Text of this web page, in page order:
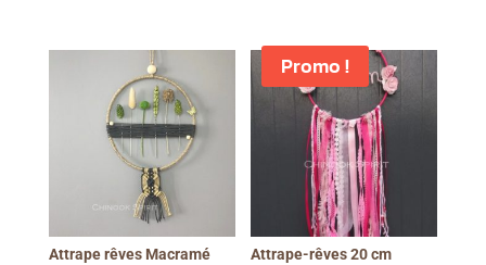
Attrape rêves Macramé
Promo !
Attrape-rêves 20 cm